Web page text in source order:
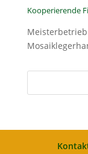
Kooperierende